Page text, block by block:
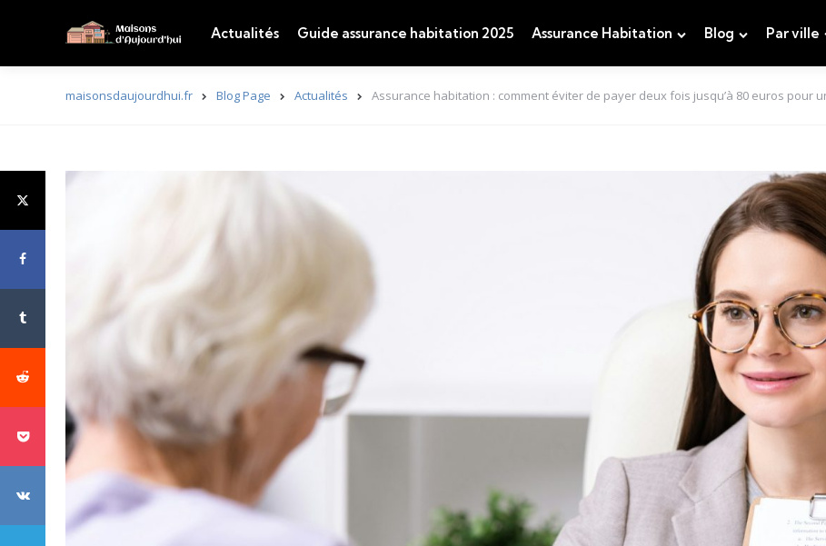
Actualités Guide assurance habitation 2025 Assurance Habitation Blog Par ville
maisonsdaujourdhui.fr Blog Page Actualités Assurance habitation : comment éviter de payer deux fois jusqu’à 80 euros pour